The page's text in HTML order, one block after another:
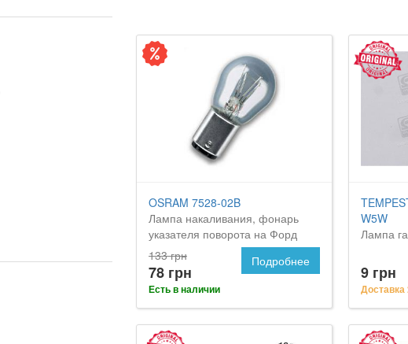
OSRAM 7528-02B
Лампа накаливания, фонарь
указателя поворота на Форд
Маверик
133 грн
78 грн
Есть в наличии
Подробнее
W5W
Лампа
9 грн
Доставка